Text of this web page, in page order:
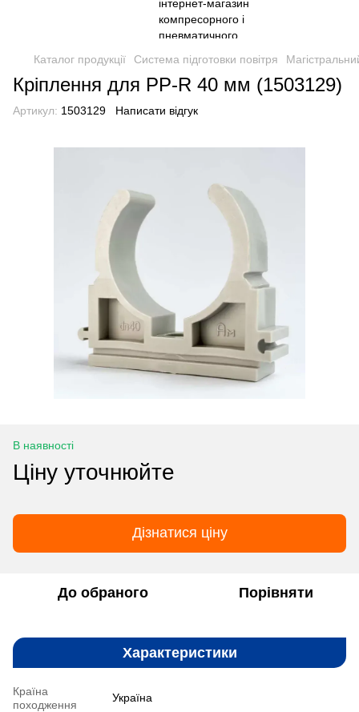
Каталог продукції Система підготовки повітря
Кріплення для PP-R 40 мм (1503129)
Артикул: 1503129 Написати відгук
В наявності
Ціну уточнюйте
Дізнатися ціну
До обраного Порівняти
Характеристики
Країна
походження
Україна